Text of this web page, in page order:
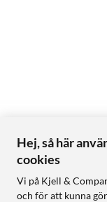
Hej, så här
cookies
Vi på Kjell &
och för att kunna